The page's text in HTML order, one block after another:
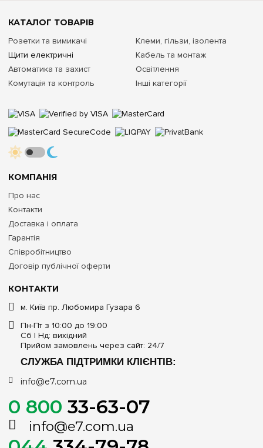
КОНТАКТИ
м. Київ пр. Любомира Гузара 6
Пн-Пт з 10:00 до 19:00
Сб | Нд: вихідний
Прийом замовлень через сайт: 24/7
СЛУЖБА ПІДТРИМКИ КЛІЄНТІВ:
info@e7.com.ua
0 800 33-63-07
info@e7.com.ua
КОМПАНІЯ
Про нас
Контакти
Доставка і оплата
Гарантія
Співробітництво
Договір публічної оферти
КАТАЛОГ ТОВАРІВ
Розетки та вимикачі
Щити електричні
Автоматика та захист
Комутація та контроль
Клеми, гільзи, ізолента
Кабель та монтаж
Освітлення
Інші категорії